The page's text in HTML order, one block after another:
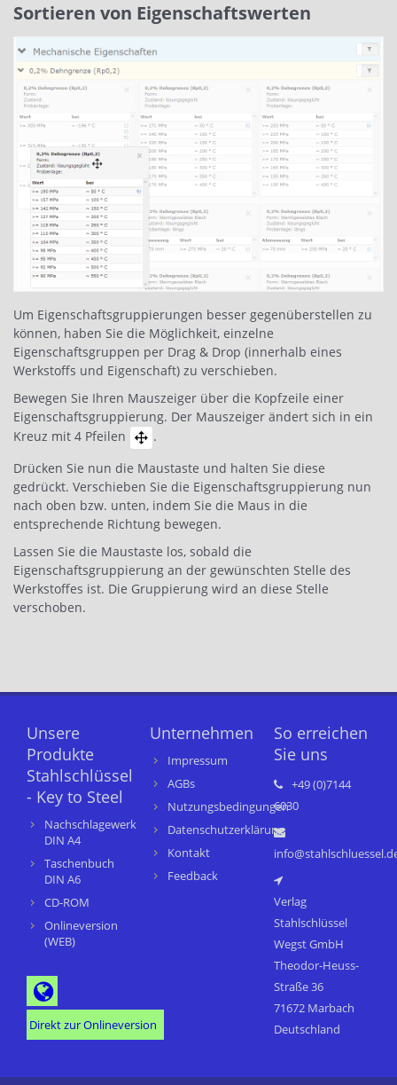
Sortieren von Eigenschaftswerten
Um Eigenschaftsgruppierungen besser gegenüberstellen zu
können, haben Sie die Möglichkeit, einzelne
Eigenschaftsgruppen per Drag & Drop (innerhalb eines
Werkstoffs und Eigenschaft) zu verschieben.
Bewegen Sie Ihren Mauszeiger über die Kopfzeile einer
Eigenschaftsgruppierung. Der Mauszeiger ändert sich in ein
Kreuz mit 4 Pfeilen
.
Drücken Sie nun die Maustaste und halten Sie diese
gedrückt. Verschieben Sie die Eigenschaftsgruppierung nun
nach oben bzw. unten, indem Sie die Maus in die
entsprechende Richtung bewegen.
Lassen Sie die Maustaste los, sobald die
Eigenschaftsgruppierung an der gewünschten Stelle des
Werkstoffes ist. Die Gruppierung wird an diese Stelle
verschoben.
Unsere
Produkte
Stahlschlüssel
- Key to Steel
Nachschlagewerk
DIN A4
Taschenbuch
DIN A6
CD-ROM
Onlineversion
(WEB)
Direkt zur Onlineversion
Unternehmen
Impressum
AGBs
Nutzungsbedingungen
Datenschutzerklärung
Kontakt
Feedback
So erreichen
Sie uns
+49 (0)7144
6030
Verlag
Stahlschlüssel
Wegst GmbH
Theodor-Heuss-
Straße 36
71672 Marbach
Deutschland